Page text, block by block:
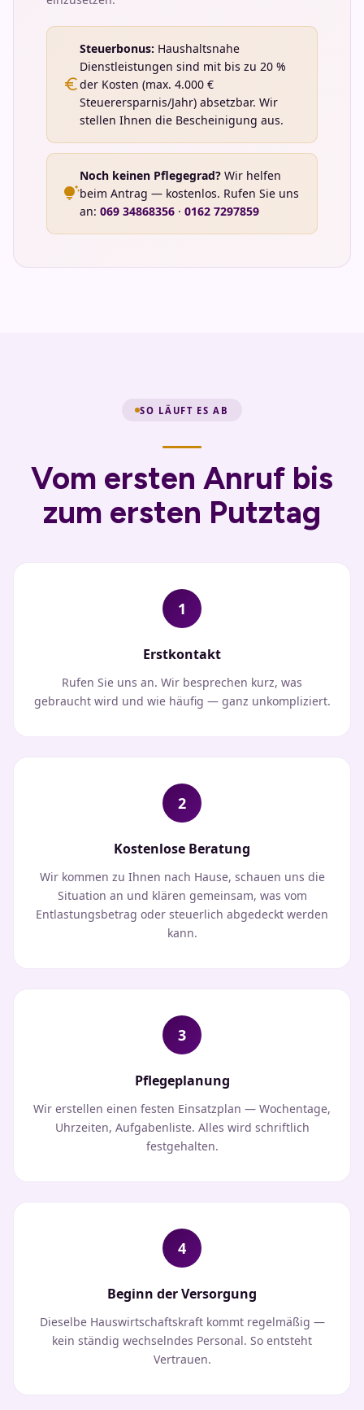
euro
Steuerbonus: Haushaltsnahe
Dienstleistungen sind mit bis zu 20 %
der Kosten (max. 4.000 €
Steuerersparnis/Jahr) absetzbar. Wir
stellen Ihnen die Bescheinigung aus.
tips_and_updates
Noch keinen Pflegegrad? Wir helfen
beim Antrag — kostenlos. Rufen Sie uns
an: 069 34868356 · 0162 7297859
SO LÄUFT ES AB
Vom ersten Anruf bis
zum ersten Putztag
1
Erstkontakt
Rufen Sie uns an. Wir besprechen kurz, was
gebraucht wird und wie häufig — ganz unkompliziert.
2
Kostenlose Beratung
Wir kommen zu Ihnen nach Hause, schauen uns die
Situation an und klären gemeinsam, was vom
Entlastungsbetrag oder steuerlich abgedeckt werden
kann.
3
Pflegeplanung
Wir erstellen einen festen Einsatzplan — Wochentage,
Uhrzeiten, Aufgabenliste. Alles wird schriftlich
festgehalten.
4
Beginn der Versorgung
Dieselbe Hauswirtschaftskraft kommt regelmäßig —
kein ständig wechselndes Personal. So entsteht
Vertrauen.